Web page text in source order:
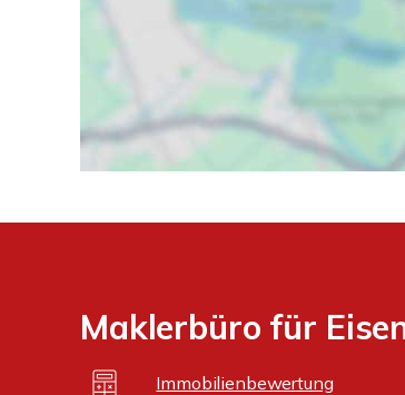
Maklerbüro für
Immobilienbewertung